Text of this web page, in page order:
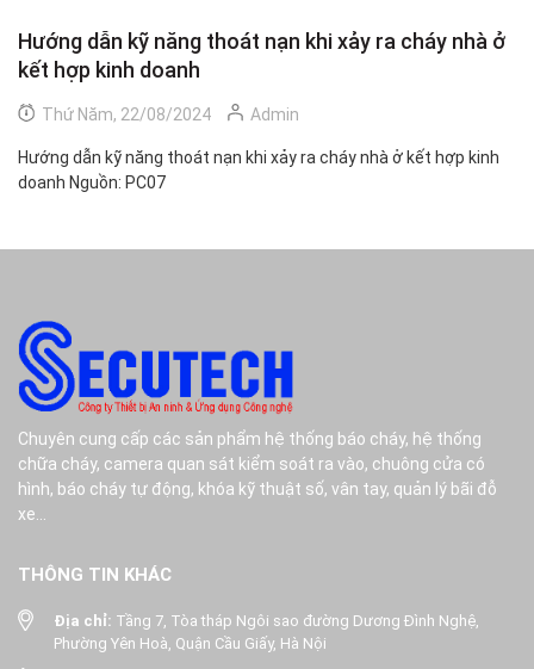
Hướng dẫn kỹ năng thoát nạn khi xảy ra cháy nhà ở
kết hợp kinh doanh
Thứ Năm, 22/08/2024 Admin
Hướng dẫn kỹ năng thoát nạn khi xảy ra cháy nhà ở kết hợp kinh
doanh Nguồn: PC07
Chuyên cung cấp các sản phẩm hệ thống báo cháy, hệ thống
chữa cháy, camera quan sát kiểm soát ra vào, chuông cửa có
hình, báo cháy tự động, khóa kỹ thuật số, vân tay, quản lý bãi đỗ
xe...
THÔNG TIN KHÁC
Địa chỉ: Tầng 7, Tòa tháp Ngôi sao đường Dương Đình Nghệ,
Phường Yên Hoà, Quận Cầu Giấy, Hà Nội